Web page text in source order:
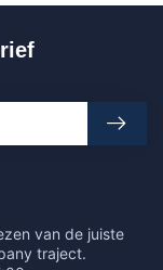
van de juiste
traject.